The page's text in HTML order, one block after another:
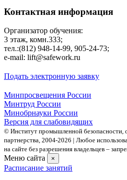
Контактная информация
Организатор обучения:
3 этаж, комн.333;
тел.:(812) 948-14-99, 905-24-73;
e-mail: lift@safework.ru
Подать электронную заявку
Минпросвещения России
Минтруд России
Минобрнауки России
Версия для слабовидящих
© Институт промышленной безопасности,
партнерства, 2004- 2026 | Любое
на сайте без разрешения владельцев –
Меню сайта ×
Расписание занятий